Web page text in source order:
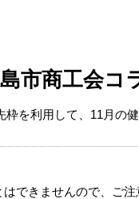
市商工会コ
枠を利用して、11月の
できませんので、ご注